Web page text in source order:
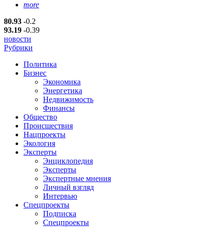
more
80.93 -0.2
93.19 -0.39
новости
Рубрики
Политика
Бизнес
Экономика
Энергетика
Недвижимость
Финансы
Общество
Происшествия
Нацпроекты
Экология
Эксперты
Энциклопедия
Эксперты
Экспертные мнения
Личный взгляд
Интервью
Спецпроекты
Подписка
Спецпроекты